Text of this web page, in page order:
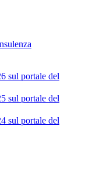
sul portale del
sul portale del
sul portale del